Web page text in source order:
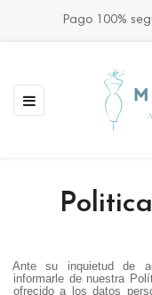
Pago 100%
Navegación
de
☰
Ante su inquietud de
informarle de nuestra
ofrecido a los datos